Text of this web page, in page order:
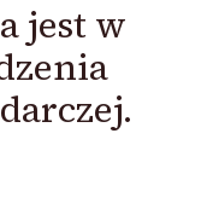
jest w